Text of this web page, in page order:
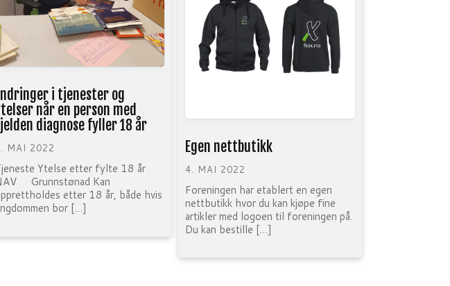
i tjenester og
når en person med
diagnose fyller 18 år
MAI 2022
Ytelse etter fylte 18 år
Grunnstønad Kan
etter 18 år, både hvis
bor […]
Egen nettbutikk
4. MAI 2022
Foreningen har etablert en egen
nettbutikk hvor du kan kjøpe fine
artikler med logoen til foreningen på.
Du kan bestille […]